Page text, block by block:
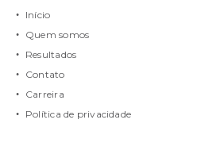
Início
Quem somos
Resultados
Contato
Carreira
Política de privacidade